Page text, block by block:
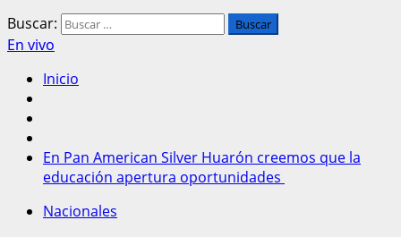
Buscar:
En vivo
Inicio
En Pan American Silver Huarón creemos que la
educación apertura oportunidades
Nacionales